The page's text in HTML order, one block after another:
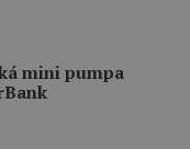
mini pumpa